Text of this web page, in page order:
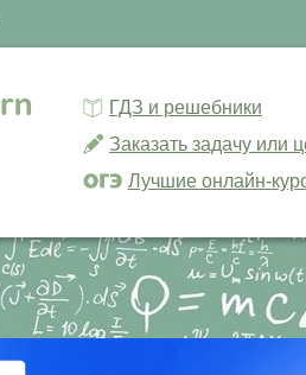
ГДЗ и решебники
Заказать задачу или
Лучшие онлайн-